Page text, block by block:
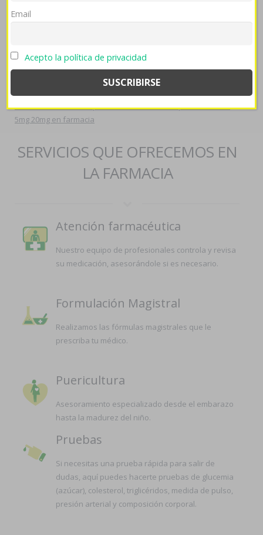
cardyl-prevencor-thervan-zarator-en-españa/
https://farmaciapilarica.es/pilaricameds-entrega-rapida-de-prozac-
de xenical alli beacita elimens linestat orliloss orlidunn generica en
>>
compra lipitor atoris cardyl prevencor thervan zarator
farmaciapilarica.es>>
vasotec acetensil baripril crinoren dabonal naprilene renitec
5mg 20mg en farmacia
SERVICIOS QUE OFRECEMOS EN
LA FARMACIA
Atención farmacéutica
Nuestro equipo de profesionales controla y revisa
su medicación, asesorándole si es necesario.
Formulación Magistral
Realizamos las fórmulas magistrales que le
prescriba tu médico.
Puericultura
Asesoramiento especializado desde el embarazo
hasta la madurez del niño.
Pruebas
Si necesitas una prueba rápida para salir de
dudas, aquí puedes hacerte pruebas de glucemia
(azúcar), colesterol, triglicéridos, medida de pulso,
presión arterial y composición corporal.
Email
Acepto la política de privacidad